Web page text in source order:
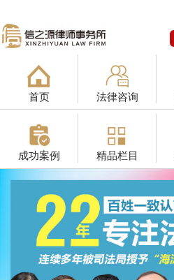
首页 法律咨询
成功案例 精品栏目